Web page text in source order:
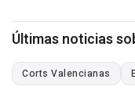
Últimas noticias
Corts Valencianas